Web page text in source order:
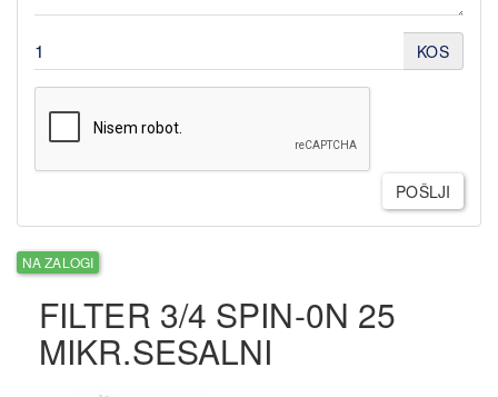
KOS
POŠLJI
NA ZALOGI
FILTER 3/4 SPIN-0N 25
MIKR.SESALNI